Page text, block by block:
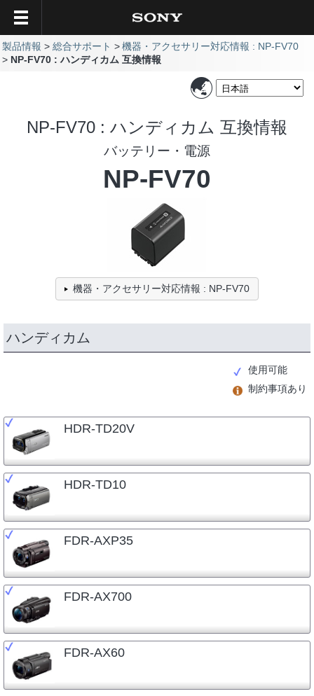
製品情報 総合サポート
機器・アクセサリー対応情報 : NP-FV70
NP-FV70 : ハンディカム 互換情報
NP-FV70 : ハンディカム 互換情報
バッテリー・電源
NP-FV70
機器・アクセサリー対応情報 : NP-FV70
ハンディカム
使用可能
制約事項あり
HDR-TD20V
HDR-TD10
FDR-AXP35
FDR-AX700
FDR-AX60